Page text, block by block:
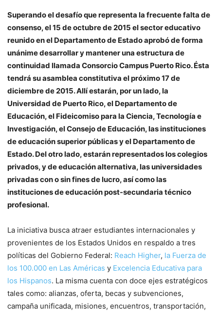
Superando el desafío que representa la frecuente falta de
consenso, el 15 de octubre de 2015 el sector educativo
reunido en el Departamento de Estado aprobó de forma
unánime desarrollar y mantener una estructura de
continuidad llamada Consorcio Campus Puerto Rico. Ésta
tendrá su asamblea constitutiva el próximo 17 de
diciembre de 2015. Allí estarán, por un lado, la
Universidad de Puerto Rico, el Departamento de
Educación, el Fideicomiso para la Ciencia, Tecnología e
Investigación, el Consejo de Educación, las instituciones
de educación superior públicas y el Departamento de
Estado. Del otro lado, estarán representados los colegios
privados, y de educación alternativa, las universidades
privadas con o sin fines de lucro, así como las
instituciones de educación post-secundaria técnico
profesional.
La iniciativa busca atraer estudiantes internacionales y
provenientes de los Estados Unidos en respaldo a tres
políticas del Gobierno Federal: Reach Higher, la Fuerza de
los 100.000 en Las Américas y Excelencia Educativa para
los Hispanos. La misma cuenta con doce ejes estratégicos
tales como: alianzas, oferta, becas y subvenciones,
campaña unificada, misiones, encuentros, transportación,